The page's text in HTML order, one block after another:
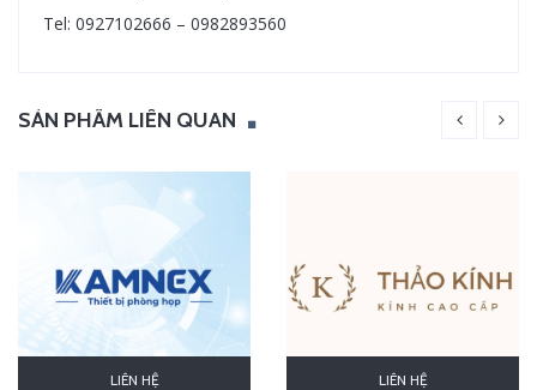
Tel: 0927102666 – 0982893560
SẢN PHẨM LIÊN QUAN
LIÊN HỆ LIÊN HỆ